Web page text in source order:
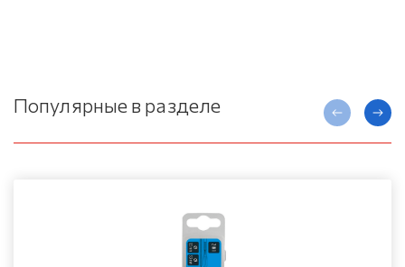
Популярные в разделе